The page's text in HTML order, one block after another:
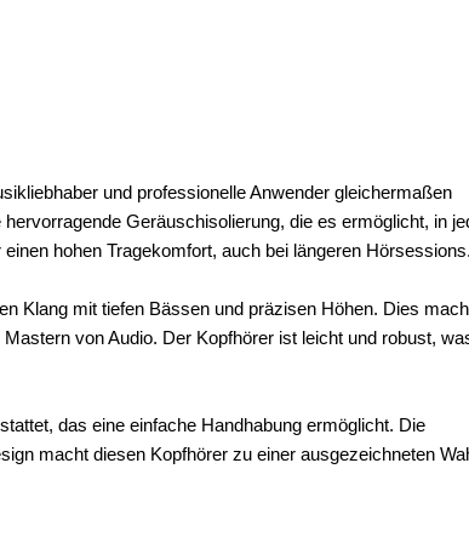
und professionelle Anwender gleichermaßen
Geräuschisolierung, die es ermöglicht, in
hohen Tragekomfort, auch bei längeren Hörsessions.
Klang mit tiefen Bässen und präzisen Höhen. Dies
von Audio. Der Kopfhörer ist leicht und robust,
das eine einfache Handhabung ermöglicht. Die
macht diesen Kopfhörer zu einer ausgezeichneten